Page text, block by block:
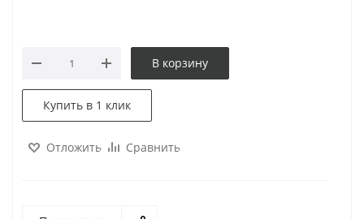
В корзину
Купить в 1 клик
Отложить Сравнить